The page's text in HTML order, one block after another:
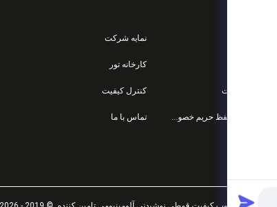
قوطی نوشیدنی آلومینیومی
قوطی های آلومینیومی آبجو
نمایه شرکت
کارخانه تور
کنترل کیفیت
تماس با ما
نقشه سایت
سیاست حفظ حریم خصوصی